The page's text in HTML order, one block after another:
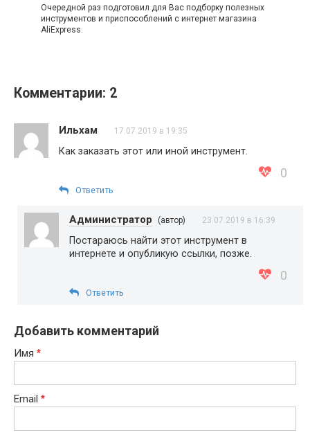
Очередной раз подготовил для Вас подборку полезных
инструментов и приспособлений с интернет магазина
AliExpress.
Комментарии: 2
Ильхам 17.07.2019 в 19:35
Как заказать этот или иной инструмент.
0
Ответить
Администратор (автор) 23.07.2019 в 16:39
Постараюсь найти этот инструмент в
интернете и опубликую ссылки, позже.
0
Ответить
Добавить комментарий
Имя *
Email *